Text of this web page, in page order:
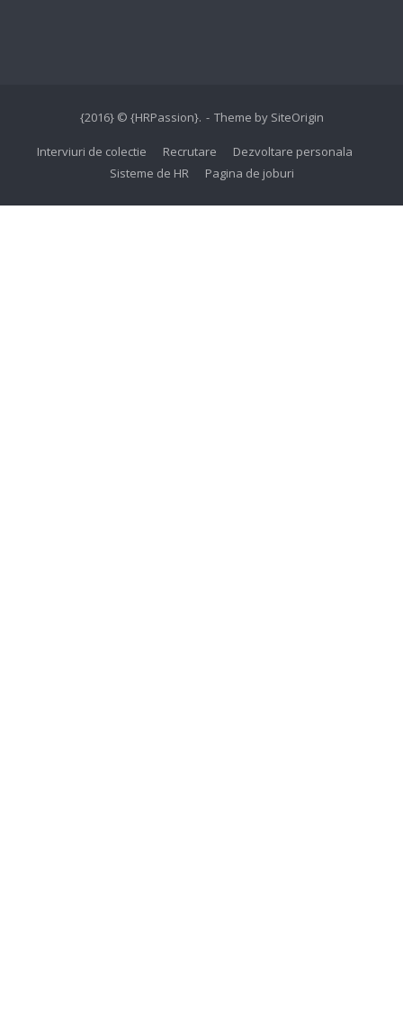
{2016} © {HRPassion}. Theme by SiteOrigin
Interviuri de colectie Recrutare
Dezvoltare personala
Sisteme de HR
Pagina de joburi